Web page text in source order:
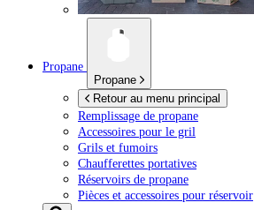
Propane
Propane
Retour au menu principal
Remplissage de propane
Accessoires pour le gril
Grils et fumoirs
Chaufferettes portatives
Réservoirs de propane
Pièces et accessoires pour réservoir